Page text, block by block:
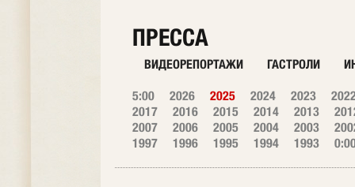
ПРЕССА
ВИДЕОРЕПОРТАЖИ ГАСТРОЛИ
5:00 2026 2025 2024 2023
2017
2016 2015 2014 2013
2007
2006 2005 2004 2003
1997
1996 1995 1994 1993